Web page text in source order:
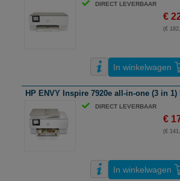
DIRECT LEVERBAAR
€
(€
In winkelwagen
HP ENVY Inspire 7920e all-in-one (3 in
DIRECT LEVERBAAR
€
(€
In winkelwagen